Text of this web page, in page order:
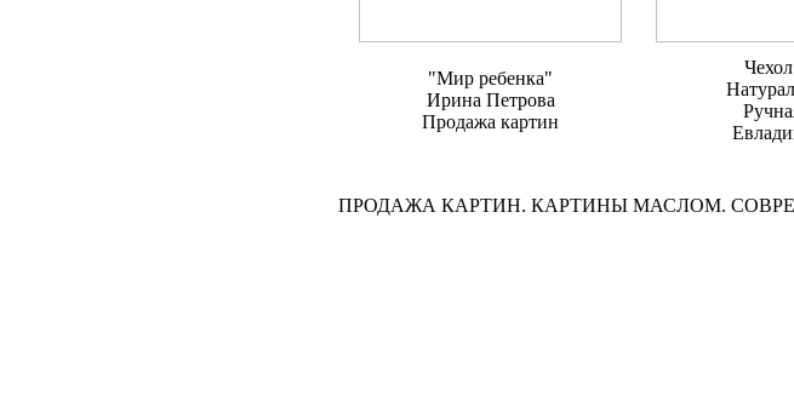
"Мир ребенка"
Ирина Петрова
Продажа картин
ПРОДАЖА КАРТИН. КАРТИНЫ МАСЛОМ.